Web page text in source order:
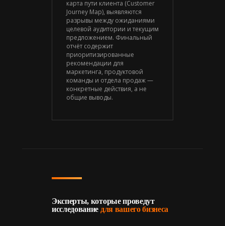
карта пути клиента (Customer
Journey Map), выявляются
разрывы между ожиданиями
целевой аудитории и текущим
предложением. Финальный
отчёт содержит
приоритизированные
рекомендации для
маркетинга, продуктовой
команды и отдела продаж —
конкретные действия, а не
общие выводы.
Эксперты, которые проведут
исследование для вашего бизнеса